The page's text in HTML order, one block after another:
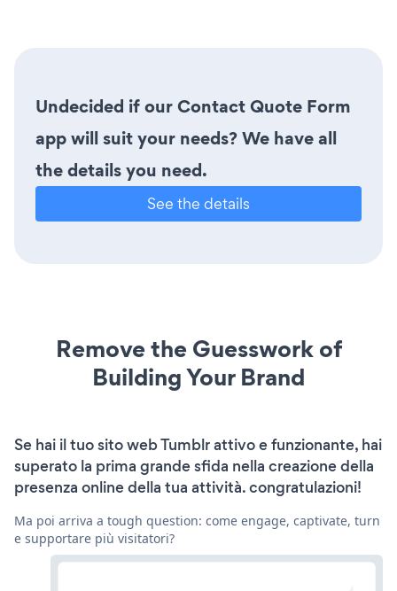
Undecided if our Contact Quote Form
app will suit your needs? We have all
the details you need.
See the details
Remove the Guesswork of
Building Your Brand
Se hai il tuo sito web Tumblr attivo e funzionante, hai
superato la prima grande sfida nella creazione della
presenza online della tua attività. congratulazioni!
Ma poi arriva a tough question: come engage, captivate, turn
e supportare più visitatori?